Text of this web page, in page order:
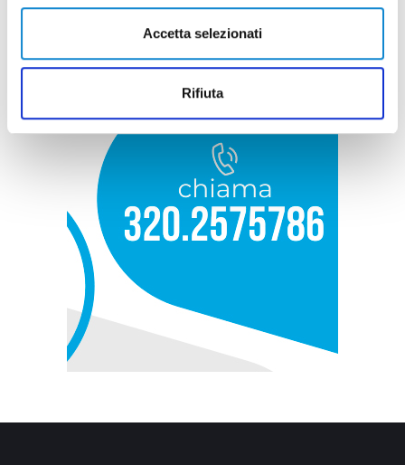
Accetta selezionati
Rifiuta